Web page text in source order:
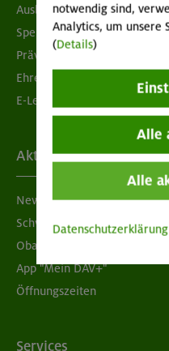
Ausbildung & Jobs
Spenden
Prävention sexualisierter
Ehrenamtsbörse
E-Learning
Aktuelles
Newsletter
Schwarzes Brett
Obacht geben!
App "Mein DAV+"
Öffnungszeiten
Services
notwendig sind,
Analytics, um unsere
(Details)
Alle
Alle
Datenschutzerklärung